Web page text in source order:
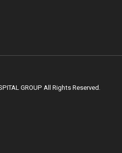
上大岡
GROUP All Rights Reserved.